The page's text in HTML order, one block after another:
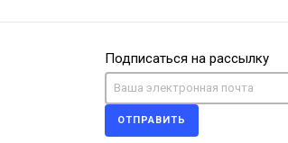
Подписаться на рассылку
ОТПРАВИТЬ